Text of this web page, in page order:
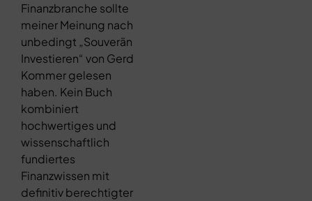
Finanzbranche sollte
meiner Meinung nach
unbedingt „Souverän
Investieren“ von Gerd
Kommer gelesen
haben. Kein Buch
kombiniert
hochwertiges und
wissenschaftlich
fundiertes
Finanzwissen mit
definitiv berechtigter